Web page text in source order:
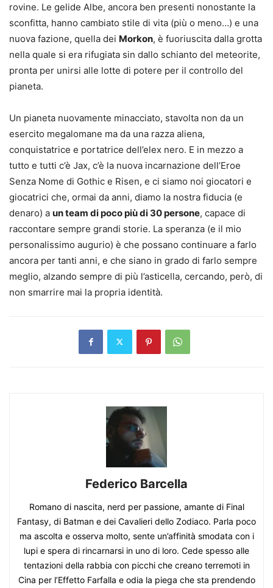
rovine. Le gelide Albe, ancora ben presenti nonostante la
sconfitta, hanno cambiato stile di vita (più o meno…) e una
nuova fazione, quella dei Morkon, è fuoriuscita dalla grotta
nella quale si era rifugiata sin dallo schianto del meteorite,
pronta per unirsi alle lotte di potere per il controllo del
pianeta.
Un pianeta nuovamente minacciato, stavolta non da un
esercito megalomane ma da una razza aliena,
conquistatrice e portatrice dell’elex nero. E in mezzo a
tutto e tutti c’è Jax, c’è la nuova incarnazione dell’Eroe
Senza Nome di Gothic e Risen, e ci siamo noi giocatori e
giocatrici che, ormai da anni, diamo la nostra fiducia (e
denaro) a un team di poco più di 30 persone, capace di
raccontare sempre grandi storie. La speranza (e il mio
personalissimo augurio) è che possano continuare a farlo
ancora per tanti anni, e che siano in grado di farlo sempre
meglio, alzando sempre di più l’asticella, cercando, però, di
non smarrire mai la propria identità.
Federico Barcella
Romano di nascita, nerd per passione, amante di Final
Fantasy, di Batman e dei Cavalieri dello Zodiaco. Parla poco
ma ascolta e osserva molto, sente un’affinità smodata con i
lupi e spera di rincarnarsi in uno di loro. Cede spesso alle
tentazioni della rabbia con picchi che creano terremoti in
Cina per l’Effetto Farfalla e odia la piega che sta prendendo